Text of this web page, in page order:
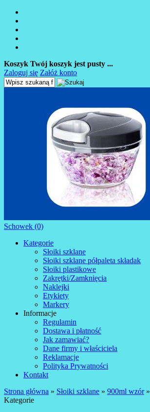
Koszyk Twój koszyk jest pusty ...
Zaloguj się Załóż konto
Schowek (0)
Kategorie
Słoiki szklane
Słoiki szklane półpaleta składak
Słoiki plastikowe
Zakrętki/Zamknięcia
Naklejki
Etykiety
Markery
Informacje
Regulamin
Dostawa i płatność
Jak zamawiać?
Dane firmy i właściciela
Reklamacje
Polityka Prywatności
Kontakt
Strona główna » Słoiki szklane » 900ml wzór»
Kategorie